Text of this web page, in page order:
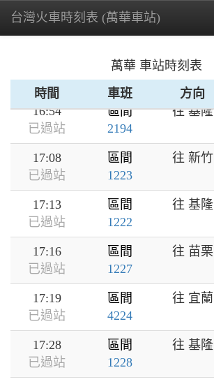
台灣火車時刻表 (萬華車站)
萬華 車站時刻表
時間
車班 方向
16:37
已過站
區間
1218
已過站
區間
1221
往 北湖
16:54
已過站
區間
2194
往 基隆
17:08
已過站
區間
1223
往 新竹
17:13
已過站
區間
1222
往 基隆
17:16
已過站
區間
1227
往 苗栗
17:19
已過站
區間
4224
往 宜蘭
17:28
已過站
區間
1228
往 基隆